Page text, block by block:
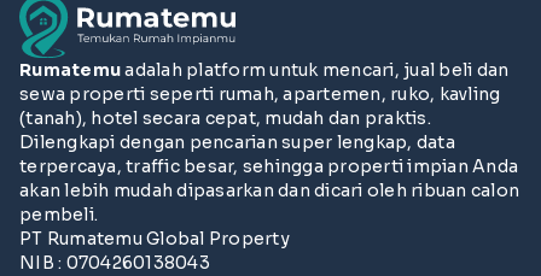
Rumatemuadalah platform untuk mencari, jual beli dan
sewa properti seperti rumah, apartemen, ruko, kavling
(tanah), hotel secara cepat, mudah dan praktis.
Dilengkapi dengan pencarian super lengkap, data
terpercaya, traffic besar, sehingga properti impian Anda
akan lebih mudah dipasarkan dan dicari oleh ribuan calon
pembeli.
PT Rumatemu Global Property
NIB : 0704260138043